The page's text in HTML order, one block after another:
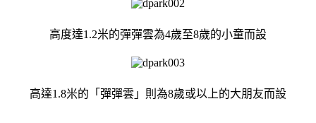
高度達1.2米的彈彈雲為4歲至8歲的小童而設
高達1.8米的「彈彈雲」則為8歲或以上的大朋友而設